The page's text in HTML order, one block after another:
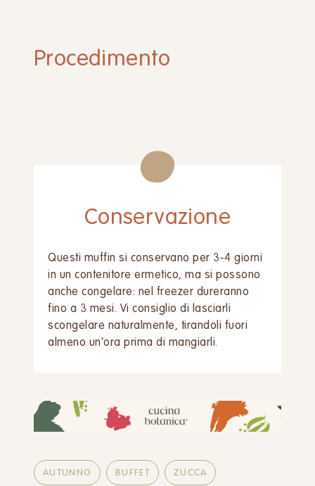
Procedimento
Conservazione
Questi muffin si conservano per 3-4 giorni
in un contenitore ermetico, ma si possono
anche congelare: nel freezer dureranno
fino a 3 mesi. Vi consiglio di lasciarli
scongelare naturalmente, tirandoli fuori
almeno un’ora prima di mangiarli.
AUTUNNO BUFFET ZUCCA